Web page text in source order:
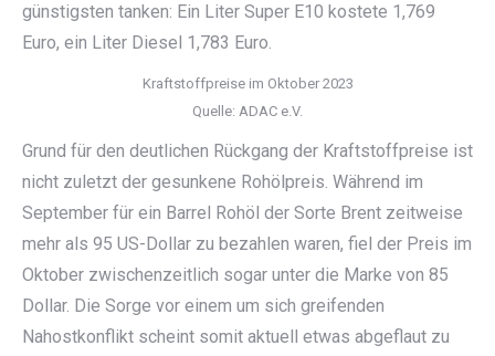
günstigsten tanken: Ein Liter Super E10 kostete 1,769
Euro, ein Liter Diesel 1,783 Euro.
Kraftstoffpreise im Oktober 2023
Quelle: ADAC e.V.
Grund für den deutlichen Rückgang der Kraftstoffpreise ist
nicht zuletzt der gesunkene Rohölpreis. Während im
September für ein Barrel Rohöl der Sorte Brent zeitweise
mehr als 95 US-Dollar zu bezahlen waren, fiel der Preis im
Oktober zwischenzeitlich sogar unter die Marke von 85
Dollar. Die Sorge vor einem um sich greifenden
Nahostkonflikt scheint somit aktuell etwas abgeflaut zu